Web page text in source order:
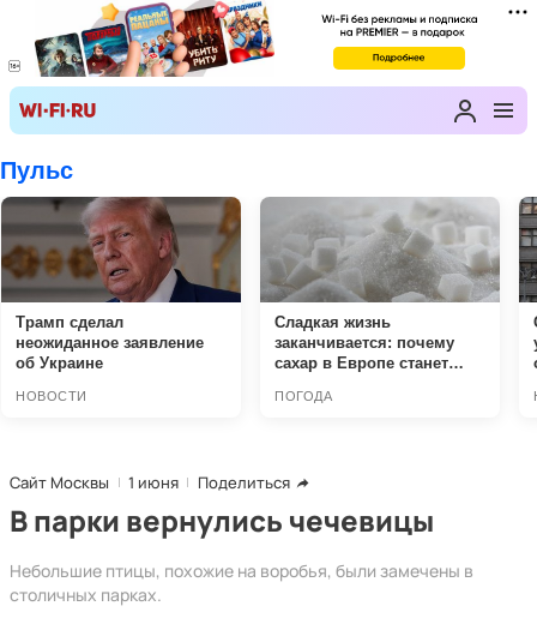
Сайт Москвы 1 июня Поделиться
В парки вернулись чечевицы
Небольшие птицы, похожие на воробья, были замечены в
столичных парках.